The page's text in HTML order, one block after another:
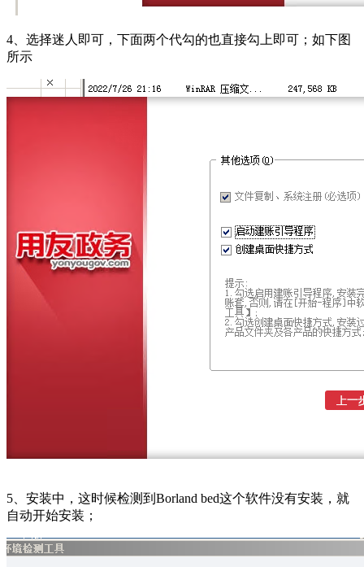
4、选择迷人即可，下面两个代勾的也直接勾上即可；如下图
所示
5、安装中，这时候检测到Borland bed这个软件没有安装，就
自动开始安装；